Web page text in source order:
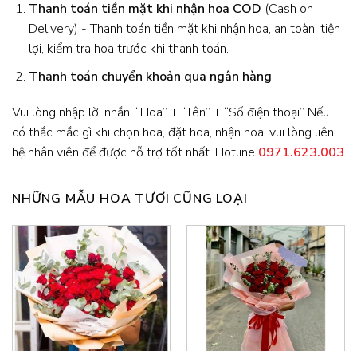
Thanh toán tiền mặt khi nhận hoa COD (Cash on
Delivery) - Thanh toán tiền mặt khi nhận hoa, an toàn, tiện
lợi, kiểm tra hoa trước khi thanh toán.
Thanh toán chuyển khoản qua ngân hàng
Vui lòng nhập lời nhắn: “Hoa” + “Tên” + “Số điện thoại” Nếu
có thắc mắc gì khi chọn hoa, đặt hoa, nhận hoa, vui lòng liên
hệ nhân viên để được hỗ trợ tốt nhất. Hotline 0971.623.003
NHỮNG MẪU HOA TƯƠI CŨNG LOẠI